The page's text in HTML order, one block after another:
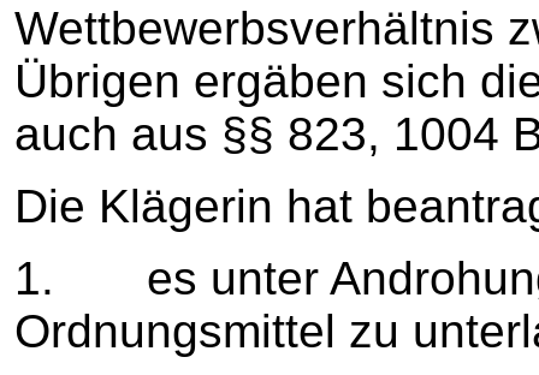
Wettbewerbsverhältnis
Übrigen ergäben sich
auch aus §§ 823, 1004
Die Klägerin hat
1. es unter
Ordnungsmittel zu